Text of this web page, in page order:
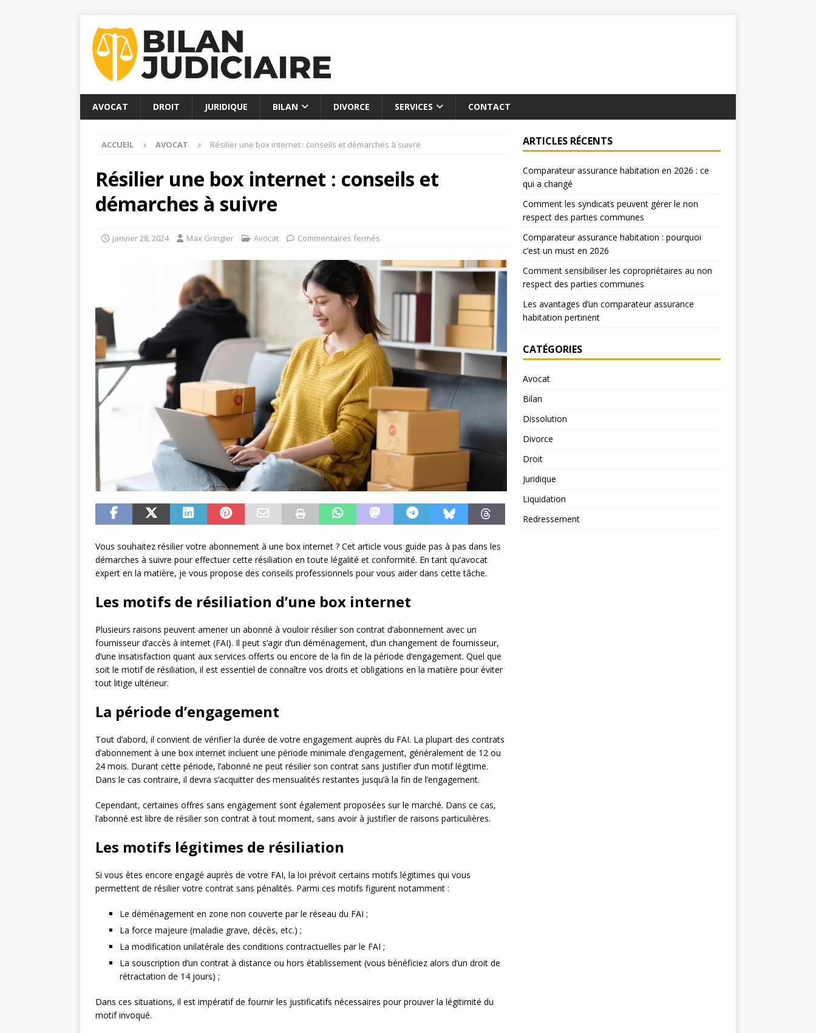
AVOCAT DROIT JURIDIQUE BILAN DIVORCE SERVICES CONTACT
ACCUEIL AVOCAT Résilier une box internet : conseils et démarches à suivre
Résilier une box internet : conseils et
démarches à suivre
janvier 28, 2024 Max Gringier Avocat Commentaires fermés
Vous souhaitez résilier votre abonnement à une box internet ? Cet article vous guide pas à pas dans les
démarches à suivre pour effectuer cette résiliation en toute légalité et conformité. En tant qu’avocat
expert en la matière, je vous propose des conseils professionnels pour vous aider dans cette tâche.
Les motifs de résiliation d’une box internet
Plusieurs raisons peuvent amener un abonné à vouloir résilier son contrat d’abonnement avec un
fournisseur d’accès à internet (FAI). Il peut s’agir d’un déménagement, d’un changement de fournisseur,
d’une insatisfaction quant aux services offerts ou encore de la fin de la période d’engagement. Quel que
soit le motif de résiliation, il est essentiel de connaître vos droits et obligations en la matière pour éviter
tout litige ultérieur.
La période d’engagement
Tout d’abord, il convient de vérifier la durée de votre engagement auprès du FAI. La plupart des contrats
d’abonnement à une box internet incluent une période minimale d’engagement, généralement de 12 ou
24 mois. Durant cette période, l’abonné ne peut résilier son contrat sans justifier d’un motif légitime.
Dans le cas contraire, il devra s’acquitter des mensualités restantes jusqu’à la fin de l’engagement.
Cependant, certaines offres sans engagement sont également proposées sur le marché. Dans ce cas,
l’abonné est libre de résilier son contrat à tout moment, sans avoir à justifier de raisons particulières.
Les motifs légitimes de résiliation
Si vous êtes encore engagé auprès de votre FAI, la loi prévoit certains motifs légitimes qui vous
permettent de résilier votre contrat sans pénalités. Parmi ces motifs figurent notamment :
Le déménagement en zone non couverte par le réseau du FAI ;
La force majeure (maladie grave, décès, etc.) ;
La modification unilatérale des conditions contractuelles par le FAI ;
La souscription d’un contrat à distance ou hors établissement (vous bénéficiez alors d’un droit de
rétractation de 14 jours) ;
Dans ces situations, il est impératif de fournir les justificatifs nécessaires pour prouver la légitimité du
motif invoqué.
ARTICLES RÉCENTS
Comparateur assurance habitation en 2026 : ce
qui a changé
Comment les syndicats peuvent gérer le non
respect des parties communes
Comparateur assurance habitation : pourquoi
c’est un must en 2026
Comment sensibiliser les copropriétaires au non
respect des parties communes
Les avantages d’un comparateur assurance
habitation pertinent
CATÉGORIES
Avocat
Bilan
Dissolution
Divorce
Droit
Juridique
Liquidation
Redressement